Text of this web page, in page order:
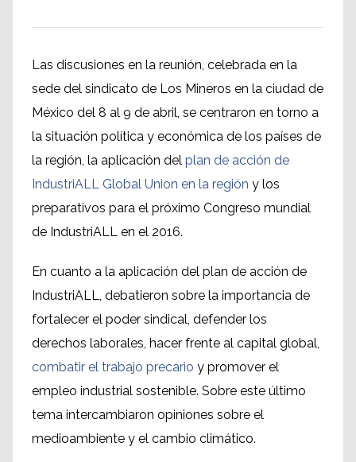
Las discusiones en la reunión, celebrada en la
sede del sindicato de Los Mineros en la ciudad de
México del 8 al 9 de abril, se centraron en torno a
la situación política y económica de los países de
la región, la aplicación del plan de acción de
IndustriALL Global Union en la región y los
preparativos para el próximo Congreso mundial
de IndustriALL en el 2016.
En cuanto a la aplicación del plan de acción de
IndustriALL, debatieron sobre la importancia de
fortalecer el poder sindical, defender los
derechos laborales, hacer frente al capital global,
combatir el trabajo precario y promover el
empleo industrial sostenible. Sobre este último
tema intercambiaron opiniones sobre el
medioambiente y el cambio climático.